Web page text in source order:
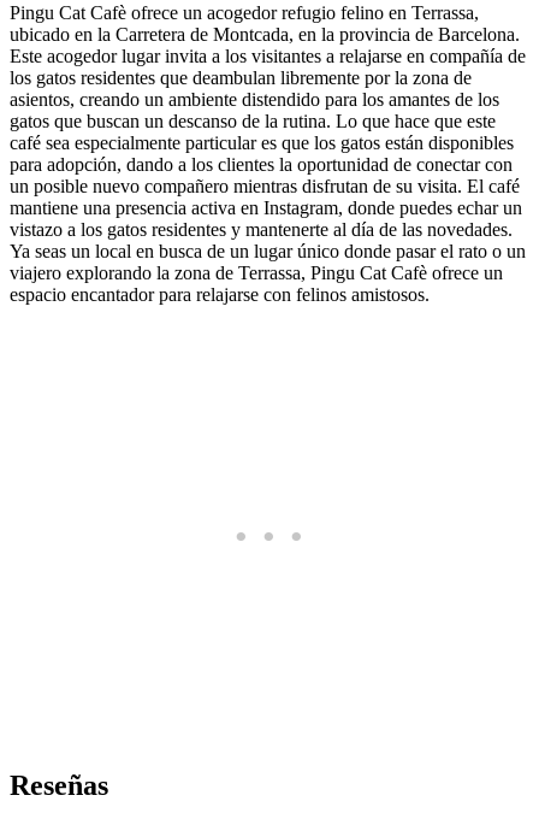
Pingu Cat Cafè ofrece un acogedor refugio felino en Terrassa,
ubicado en la Carretera de Montcada, en la provincia de Barcelona.
Este acogedor lugar invita a los visitantes a relajarse en compañía de
los gatos residentes que deambulan libremente por la zona de
asientos, creando un ambiente distendido para los amantes de los
gatos que buscan un descanso de la rutina. Lo que hace que este
café sea especialmente particular es que los gatos están disponibles
para adopción, dando a los clientes la oportunidad de conectar con
un posible nuevo compañero mientras disfrutan de su visita. El café
mantiene una presencia activa en Instagram, donde puedes echar un
vistazo a los gatos residentes y mantenerte al día de las novedades.
Ya seas un local en busca de un lugar único donde pasar el rato o un
viajero explorando la zona de Terrassa, Pingu Cat Cafè ofrece un
espacio encantador para relajarse con felinos amistosos.
Reseñas